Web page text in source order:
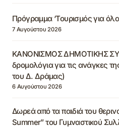
Πρόγραμμα ‘Τουρισμός για
7 Αυγούστου 2026
ΚΑΝΟΝΙΣΜΟΣ ΔΗΜΟΤΙΚΗΣ
δρομολόγια για τις ανάγκες
του Δ. Δράμας)
6 Αυγούστου 2026
Δωρεά από τα παιδιά του
Summer” του Γυμναστικού